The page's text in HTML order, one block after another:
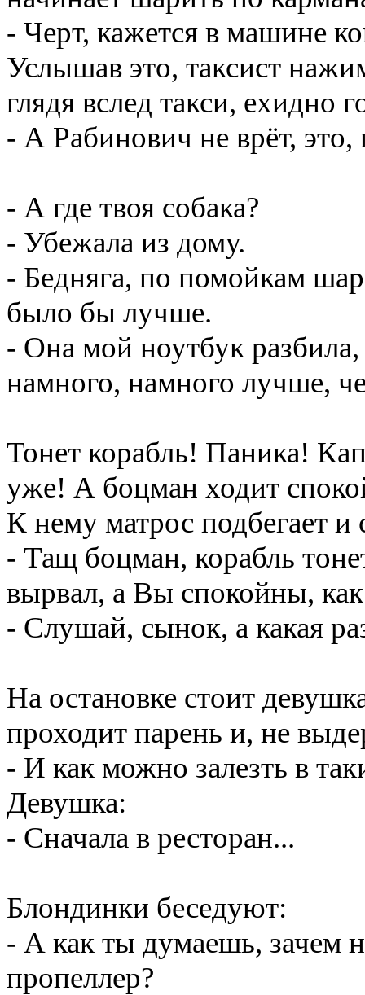
- Черт, кажется в машине
Услышав это, таксист
глядя вслед такси, ехидно
- А Рабинович не врёт, это,
- А где твоя собака?
- Убежала из дому.
- Бедняга, по помойкам
было бы лучше.
- Она мой ноутбук
намного, намного лучше,
Тонет корабль! Паника!
уже! А боцман ходит
К нему матрос подбегает и
- Тащ боцман, корабль
вырвал, а Вы спокойны,
- Слушай, сынок, а какая
На остановке стоит
проходит парень и, не
- И как можно залезть в
Девушка:
- Сначала в ресторан...
Блондинки беседуют:
- А как ты думаешь, зачем
пропеллер?